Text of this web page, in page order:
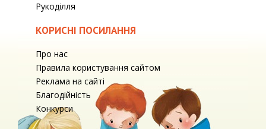
Рукоділля
КОРИСНІ ПОСИЛАННЯ
Про нас
Правила користування сайтом
Реклама на сайті
Благодійність
Конкурси